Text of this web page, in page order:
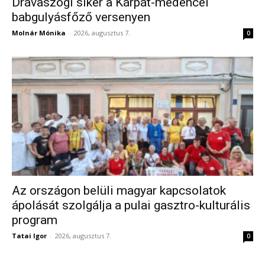
babgulyásfőző versenyen
Molnár Mónika - 2026, augusztus 7. 0
Az országon belüli magyar kapcsolatok
ápolását szolgálja a pulai gasztro-kulturális
program
Tatai Igor - 2026, augusztus 7. 0